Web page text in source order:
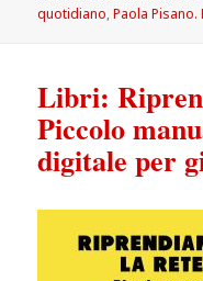
quotidiano,Paola Pisano.
Libri:
Piccolo
digitale per